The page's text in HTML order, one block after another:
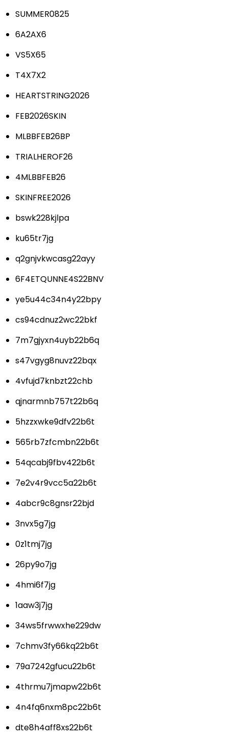
SUMMER0825
6A2AX6
VS5X65
T4X7X2
HEARTSTRING2026
FEB2026SKIN
MLBBFEB26BP
TRIALHEROF26
4MLBBFEB26
SKINFREE2026
bswk228kjlpa
ku65tr7jg
q2gnjvkwcasg22ayy
6F4ETQUNNE4S22BNV
ye5u44c34n4y22bpy
cs94cdnuz2wc22bkf
7m7gjyxn4uyb22b6q
s47vgyg8nuvz22bqx
4vfujd7knbzt22chb
qjnarmnb757t22b6q
5hzzxwke9dfv22b6t
565rb7zfcmbn22b6t
54qcabj9fbv422b6t
7e2v4r9vcc5a22b6t
4abcr9c8gnsr22bjd
3nvx5g7jg
0z1tmj7jg
26py9o7jg
4hmi6f7jg
1aaw3j7jg
34ws5frwwxhe229dw
7chmv3fy66kq22b6t
79a7242gfucu22b6t
4thrmu7jmapw22b6t
4n4fq6nxm8pc22b6t
dte8h4aff8xs22b6t